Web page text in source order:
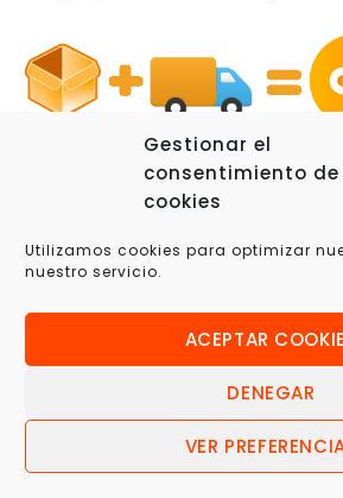
Gestionar el
consentimiento de
cookies
Utilizamos cookies para optimizar
nuestro servicio.
ACEPTAR
DENEGAR
VER
© 2025 Xplora360 – Robótica